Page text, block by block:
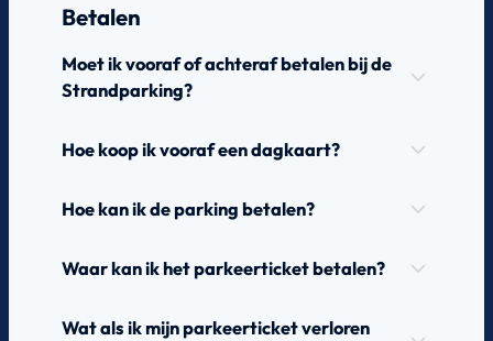
Betalen
Moet ik vooraf of achteraf betalen bij de
Strandparking?
Hoe koop ik vooraf een dagkaart?
Hoe kan ik de parking betalen?
Waar kan ik het parkeerticket betalen?
Wat als ik mijn parkeerticket verloren